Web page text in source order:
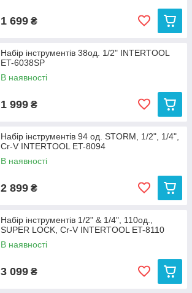
1 699 ₴
Набір інструментів 38од. 1/2" INTERTOOL
ET-6038SP
В наявності
1 999 ₴
Набір інструментів 94 од. STORM, 1/2", 1/4",
Сr-V INTERTOOL ET-8094
В наявності
2 899 ₴
Набір інструментів 1/2" & 1/4", 110од.,
SUPER LOCK, Cr-V INTERTOOL ET-8110
В наявності
3 099 ₴